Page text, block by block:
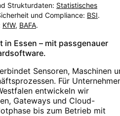
Strukturdaten: Statistisches
und Compliance: BSI.
KfW, BAFA.
in Essen – mit passgenauer
Sensoren, Maschinen
Für
entwickeln wir
Gateways und Cloud-
bis zum Betrieb mit